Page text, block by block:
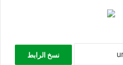
نسخ الرابط